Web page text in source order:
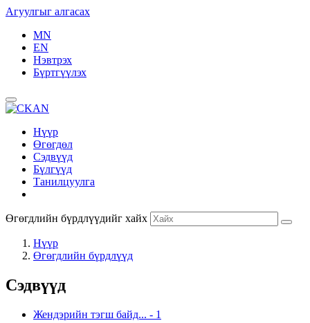
Агуулгыг алгасах
MN
EN
Нэвтрэх
Бүртгүүлэх
Нүүр
Өгөгдөл
Сэдвүүд
Бүлгүүд
Танилцуулга
Өгөгдлийн бүрдлүүдийг хайх
Нүүр
Өгөгдлийн бүрдлүүд
Сэдвүүд
Жендэрийн тэгш байд... - 1